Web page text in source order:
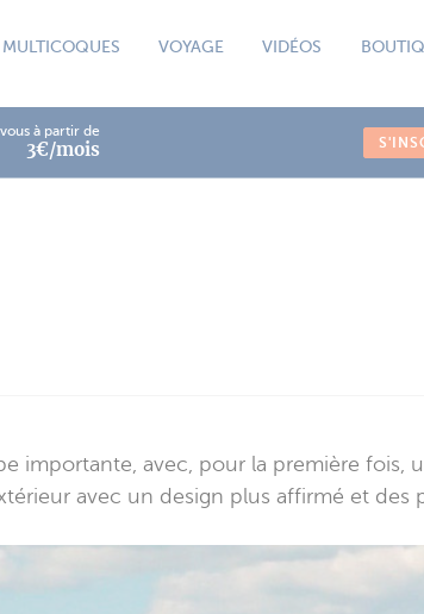
MULTICOQUES VOYAGE VIDÉOS
à partir de
3€/mois
importante, avec, pour la première fois,
avec un design plus affirmé et